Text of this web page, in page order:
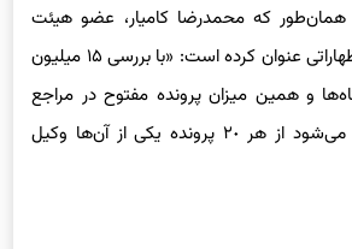
مدیره کانون وکلا، در اظهاراتی عنوان کرده است: «با بررسی ۱۵ میلیون
و همین میزان پرونده مفتوح در مراجع
شبه قضایی، ملاحظه می‌شود از هر ٢٠ پرونده یکی از آن‌ها وکیل